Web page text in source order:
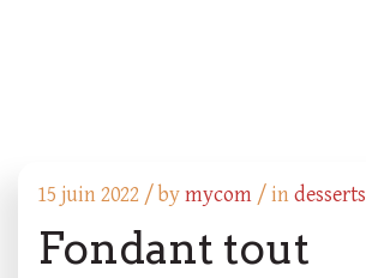
15 juin 2022 /bymycom / indesserts
Fondant tout